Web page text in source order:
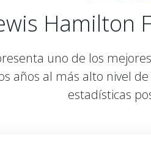
Hamilton
uno de los
años al más alto nivel
estadísticas